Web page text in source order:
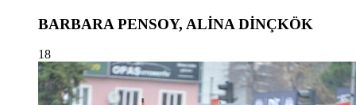
BARBARA PENSOY, ALİNA DİNÇKÖK
18